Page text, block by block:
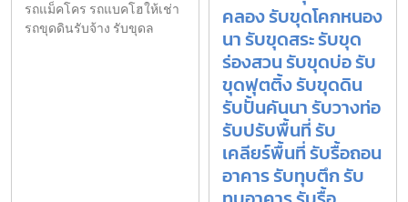
รถแม็คโคร รถแบคโฮให้เช่า
รถขุดดินรับจ้าง รับขุดล
คลอง รับขุดโคกหนอง
นา รับขุดสระ รับขุด
ร่องสวน รับขุดบ่อ รับ
ขุดฟุตติ้ง รับขุดดิน
รับปั้นคันนา รับวางท่อ
รับปรับพื้นที่ รับ
เคลียร์พื้นที่ รับรื้อถอน
อาคาร รับทุบตึก รับ